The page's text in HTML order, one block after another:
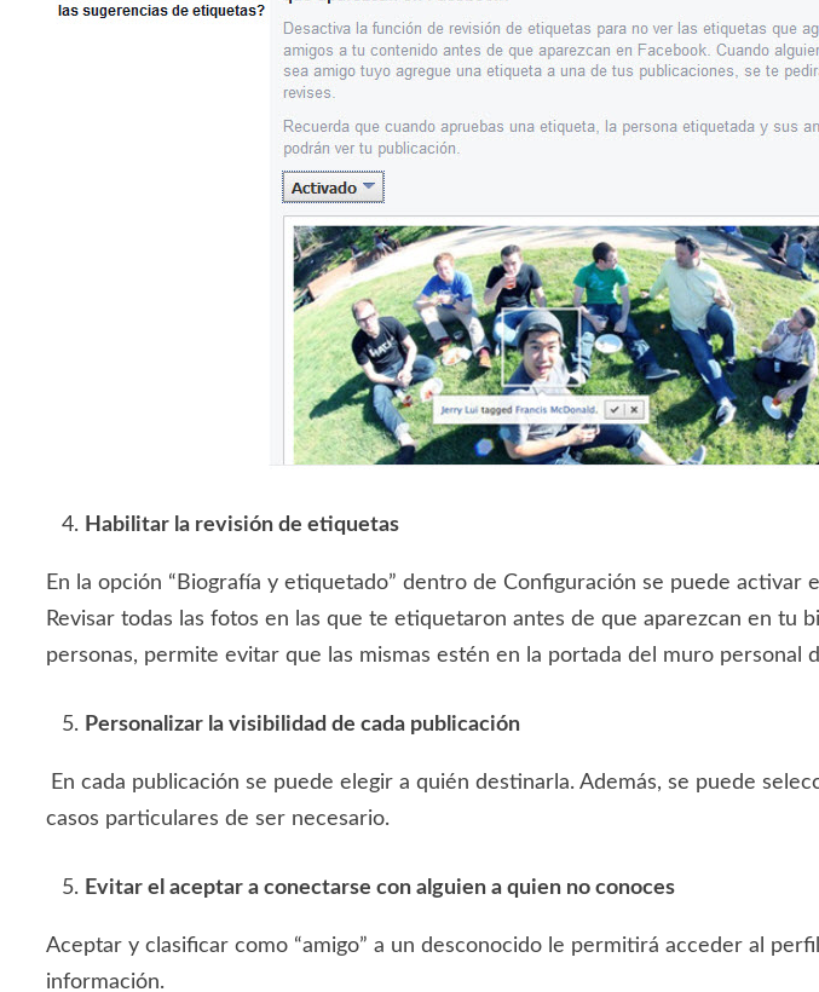
Habilitar la revisión de etiquetas
En la opción “Biografía y etiquetado” dentro de Configuración se puede activar
Revisar todas las fotos en las que te etiquetaron antes de que aparezcan en tu
personas, permite evitar que las mismas estén en la portada del muro personal
Personalizar la visibilidad de cada publicación
En cada publicación se puede elegir a quién destinarla. Además, se puede
casos particulares de ser necesario.
Evitar el aceptar a conectarse con alguien a quien no conoces
Aceptar y clasificar como “amigo” a un desconocido le permitirá acceder al
información.